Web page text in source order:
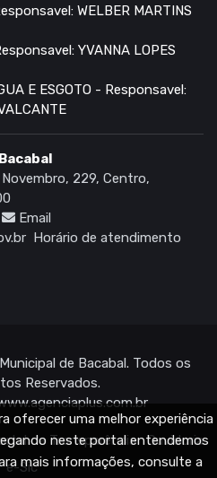
oferecer uma melhor experiência
neste portal entendemos
mais informações, consulte a
WELBER MARTINS
YVANNA LOPES
E ESGOTO - Responsavel:
229, Centro,
Email
Horário de atendimento
de Bacabal. Todos os
Reservados.
da Transparência
Ouvidoria
e-Sic